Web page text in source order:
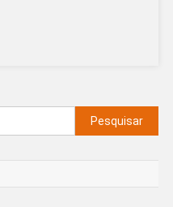
Pesquisar
por: